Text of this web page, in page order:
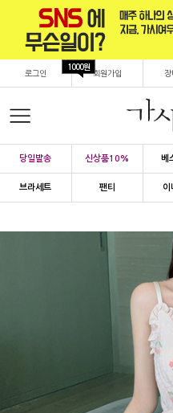
로그인 회원가입
1000원
장
당일발송 신상품10% 베
브라세트 팬티 이